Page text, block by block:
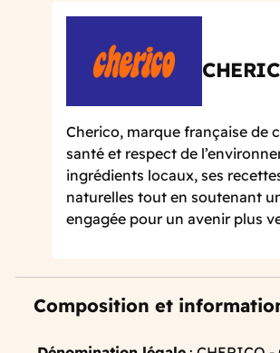
Cherico, marque française de
santé et respect de
ingrédients locaux, ses
naturelles tout en soutenant
engagée pour un avenir plus
Composition et